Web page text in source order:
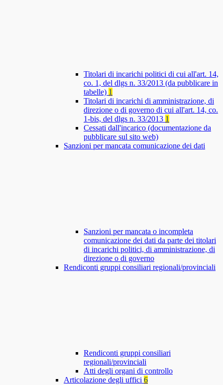
Titolari di incarichi politici di cui all'art. 14,
co. 1, del dlgs n. 33/2013 (da pubblicare in
tabelle) 1
Titolari di incarichi di amministrazione, di
direzione o di governo di cui all'art. 14, co.
1-bis, del dlgs n. 33/2013 1
Cessati dall'incarico (documentazione da
pubblicare sul sito web)
Sanzioni per mancata comunicazione dei dati
Sanzioni per mancata o incompleta
comunicazione dei dati da parte dei titolari
di incarichi politici, di amministrazione, di
direzione o di governo
Rendiconti gruppi consiliari regionali/provinciali
Rendiconti gruppi consiliari
regionali/provinciali
Atti degli organi di controllo
Articolazione degli uffici 6